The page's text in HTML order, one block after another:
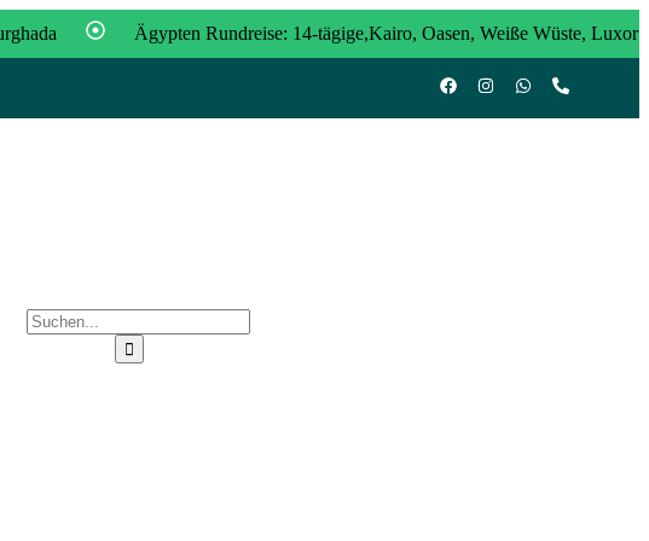
Ägypten Rundreise: 14-tägige,Kairo, Oasen, Weiße Wüste, Luxor
Ägypten Rundreise 10 Tage: Kairo, Luxor & Abenteuer zwischen Nil und